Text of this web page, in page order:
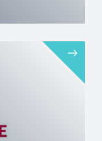
maritieme